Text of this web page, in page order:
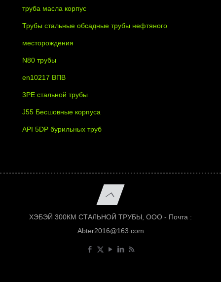
труба масла корпус
Трубы стальные обсадные трубы нефтяного
месторождения
N80 трубы
en10217 ВПВ
3PE стальной трубы
J55 Бесшовные корпуса
API 5DP бурильных труб
ХЭБЭЙ 300КМ СТАЛЬНОЙ ТРУБЫ, ООО - Почта :
Abter2016@163.com